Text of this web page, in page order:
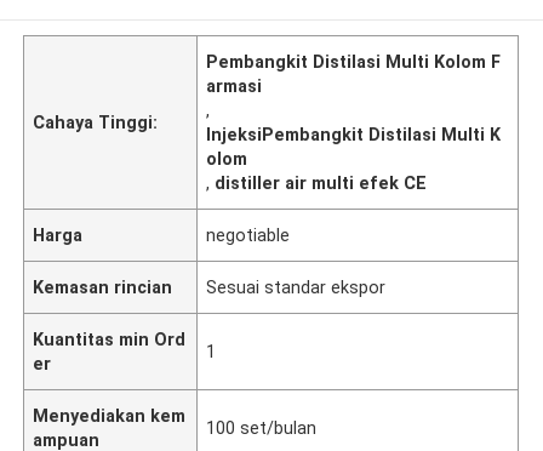
Cahaya Tinggi:
Pembangkit Distilasi Multi Kolom F
armasi
,
InjeksiPembangkit Distilasi Multi K
olom
, distiller air multi efek CE
Harga negotiable
Kemasan rincian Sesuai standar ekspor
Kuantitas min Ord
er
1
Menyediakan kem
ampuan
100 set/bulan